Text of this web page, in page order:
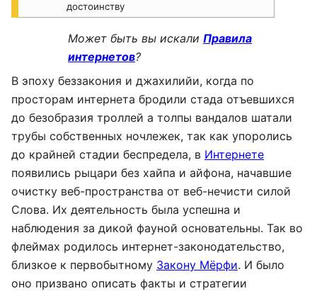
достоинству
Может быть вы искали Правила
интернетов?
В эпоху беззакония и джахилийи, когда по
просторам интернета бродили стада отъевшихся
до безобразия троллей а толпы вандалов шатали
трубы собственных ночлежек, так как упоролись
до крайней стадии беспредела, в Интернете
появились рыцари без хайпа и айфона, начавшие
очистку веб-пространства от веб-нечисти силой
Слова. Их деятельность была успешна и
наблюдения за дикой фауной основательны. Так во
флеймах родилось интернет-законодательство,
близкое к первобытному Закону Мёрфи. И было
оно призвано описать факты и стратегии